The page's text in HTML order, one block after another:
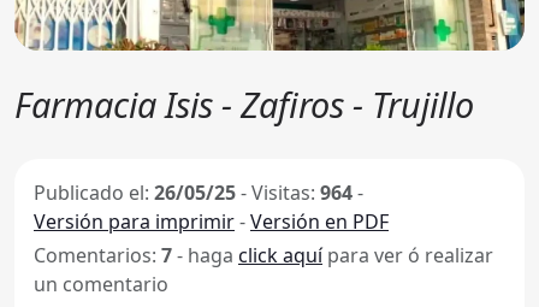
Farmacia Isis - Zafiros - Trujillo
Publicado el: 26/05/25-Visitas: 964-
Versión para imprimir-Versión en PDF
Comentarios: 7- haga click aquípara ver ó realizar
un comentario